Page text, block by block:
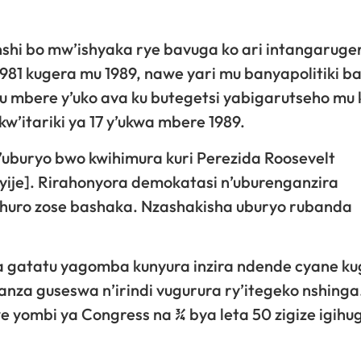
bo mw’ishyaka rye bavuga ko ari
kugera mu 1989, nawe yari mu banyapolitiki
y’uko ava ku butegetsi yabigarutseho
ya 17 y’ukwa mbere 1989.
bwo kwihimura kuri Perezida Roosevelt
Rirahonyora demokatasi n’uburenganzira
zose bashaka. Nzashakisha uburyo rubanda
gatatu yagomba kunyura inzira ndende cyane
guseswa n’irindi vugurura ry’itegeko
yombi ya Congress na ¾ bya leta 50 zigize